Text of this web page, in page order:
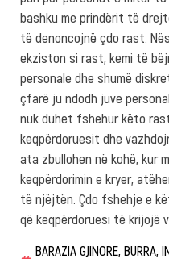
bashku me prindërit të
të denoncojnë çdo rast.
ekziston si rast, kemi të
personale dhe shumë
çfarë ju ndodh juve
nuk duhet fshehur këto
keqpërdoruesit dhe
ata zbullohen në kohë, kur
keqpërdorimin e kryer,
të njëjtën. Çdo fshehje e
që keqpërdoruesi të krijojë
BARAZIA GJINORE BURRA